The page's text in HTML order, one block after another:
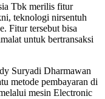
Tbk merilis fitur
teknologi nirsentuh
Fitur tersebut bisa
untuk bertransaksi
Suryadi Dharmawan
metode pembayaran di
mesin Electronic